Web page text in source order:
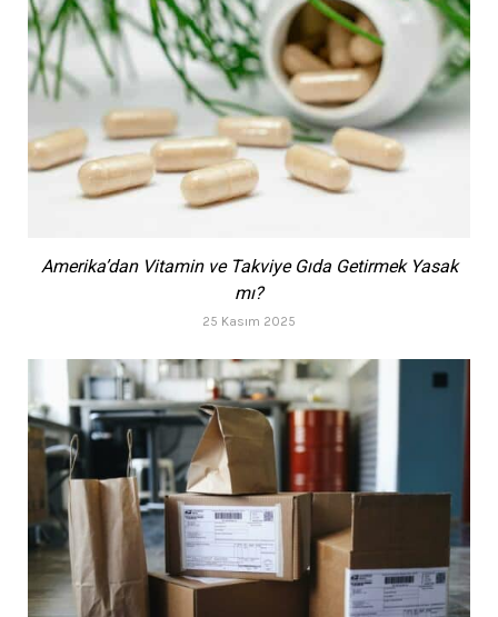
Amerika’dan Vitamin ve Takviye Gıda Getirmek Yasak
mı?
25 Kasım 2025